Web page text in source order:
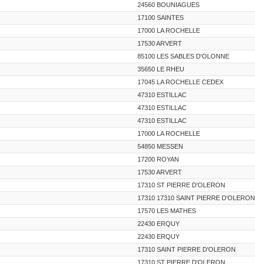
24560 BOUNIAGUES
17100 SAINTES
17000 LA ROCHELLE
17530 ARVERT
85100 LES SABLES D'OLONNE
35650 LE RHEU
17045 LA ROCHELLE CEDEX
47310 ESTILLAC
47310 ESTILLAC
47310 ESTILLAC
17000 LA ROCHELLE
54850 MESSEN
17200 ROYAN
17530 ARVERT
17310 ST PIERRE D'OLERON
17310 17310 SAINT PIERRE D'OLERON
17570 LES MATHES
22430 ERQUY
22430 ERQUY
17310 SAINT PIERRE D'OLERON
17310 ST PIERRE D'OLERON